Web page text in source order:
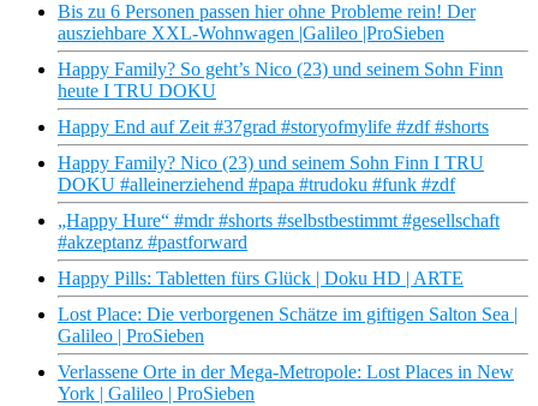
Bis zu 6 Personen passen hier ohne Probleme rein! Der
ausziehbare XXL-Wohnwagen |Galileo |ProSieben
Happy Family? So geht’s Nico (23) und seinem Sohn Finn
heute I TRU DOKU
Happy End auf Zeit #37grad #storyofmylife #zdf #shorts
Happy Family? Nico (23) und seinem Sohn Finn I TRU
DOKU #alleinerziehend #papa #trudoku #funk #zdf
„Happy Hure“ #mdr #shorts #selbstbestimmt #gesellschaft
#akzeptanz #pastforward
Happy Pills: Tabletten fürs Glück | Doku HD | ARTE
Lost Place: Die verborgenen Schätze im giftigen Salton Sea |
Galileo | ProSieben
Verlassene Orte in der Mega-Metropole: Lost Places in New
York | Galileo | ProSieben